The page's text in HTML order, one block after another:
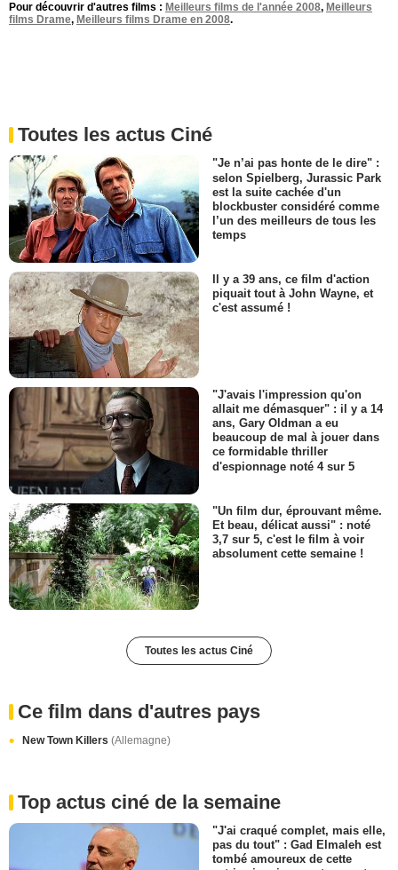
Pour découvrir d'autres films : Meilleurs films de l'année 2008, Meilleurs
films Drame, Meilleurs films Drame en 2008.
Toutes les actus Ciné
"Je n’ai pas honte de le dire" :
selon Spielberg, Jurassic Park
est la suite cachée d'un
blockbuster considéré comme
l’un des meilleurs de tous les
temps
Il y a 39 ans, ce film d'action
piquait tout à John Wayne, et
c'est assumé !
"J'avais l'impression qu'on
allait me démasquer" : il y a 14
ans, Gary Oldman a eu
beaucoup de mal à jouer dans
ce formidable thriller
d'espionnage noté 4 sur 5
"Un film dur, éprouvant même.
Et beau, délicat aussi" : noté
3,7 sur 5, c'est le film à voir
absolument cette semaine !
Toutes les actus Ciné
Ce film dans d'autres pays
New Town Killers (Allemagne)
Top actus ciné de la semaine
"J'ai craqué complet, mais elle,
pas du tout" : Gad Elmaleh est
tombé amoureux de cette